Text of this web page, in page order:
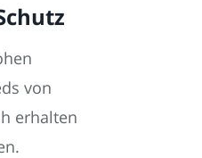
von
erhalten